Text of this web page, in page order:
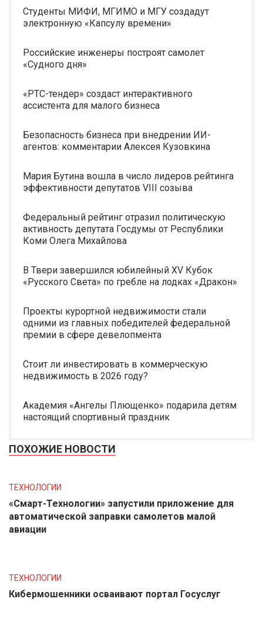
Студенты МИФИ, МГИМО и МГУ создадут
электронную «Капсулу времени»
Российские инженеры построят самолет
«Судного дня»
«РТС-тендер» создаст интерактивного
ассистента для малого бизнеса
Безопасность бизнеса при внедрении ИИ-
агентов: комментарии Алексея Кузовкина
Мария Бутина вошла в число лидеров рейтинга
эффективности депутатов VIII созыва
Федеральный рейтинг отразил политическую
активность депутата Госдумы от Республики
Коми Олега Михайлова
В Твери завершился юбилейный XV Кубок
«Русского Света» по гребле на лодках «Дракон»
Проекты курортной недвижимости стали
одними из главных победителей федеральной
премии в сфере девелопмента
Стоит ли инвестировать в коммерческую
недвижимость в 2026 году?
Академия «Ангелы Плющенко» подарила детям
настоящий спортивный праздник
ПОХОЖИЕ НОВОСТИ
ТЕХНОЛОГИИ
«Смарт-Технологии» запустили приложение для
автоматической заправки самолетов малой
авиации
ТЕХНОЛОГИИ
Кибермошенники осваивают портал Госуслуг